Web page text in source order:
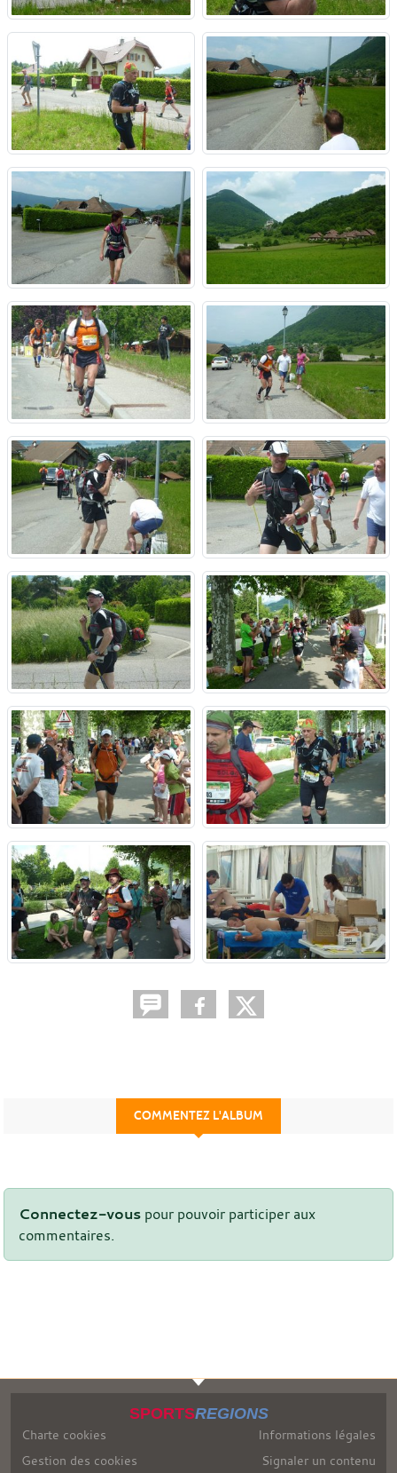
COMMENTEZ L'ALBUM
Connectez-vous pour pouvoir participer aux
commentaires.
SPORTSREGIONS
Charte cookies
Gestion des cookies
Informations légales
Signaler un contenu